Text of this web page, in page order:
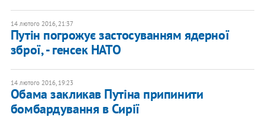
14 лютого 2016, 21:37
Путін погрожує застосуванням ядерної
зброї, - генсек НАТО
14 лютого 2016, 19:23
Обама закликав Путіна припинити
бомбардування в Сирії